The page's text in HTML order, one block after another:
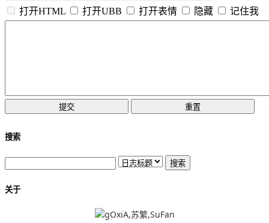
打开HTML
打开UBB 打开表情 隐藏 记住我
搜索
关于